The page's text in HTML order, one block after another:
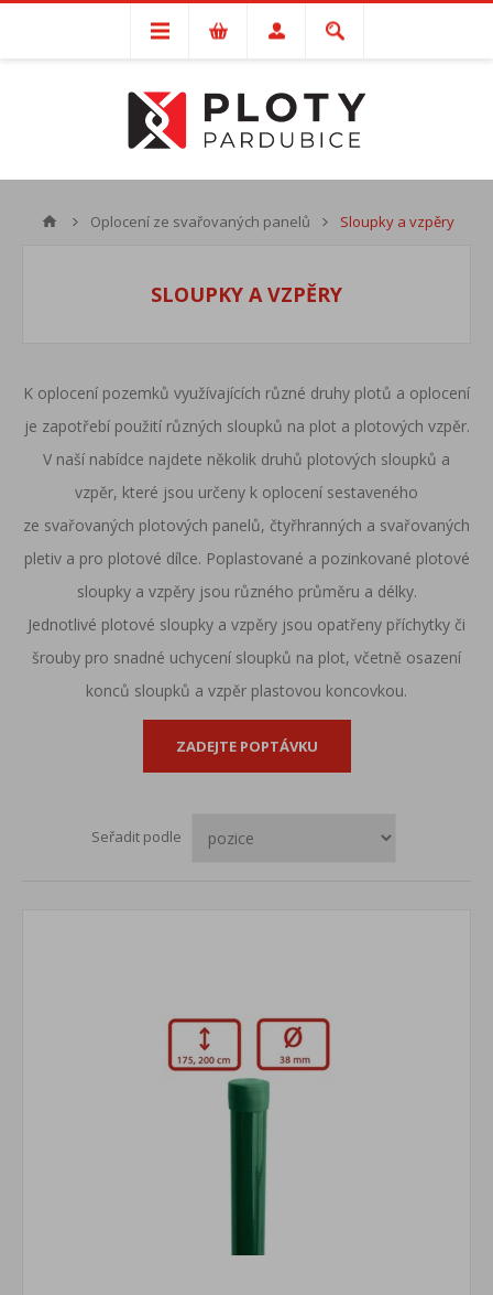
Oplocení ze svařovaných panelů Sloupky a vzpěry
SLOUPKY A VZPĚRY
K oplocení pozemků využívajících různé druhy plotů a oplocení
je zapotřebí použití různých sloupků na plot a plotových vzpěr.
V naší nabídce najdete několik druhů plotových sloupků a
vzpěr, které jsou určeny k oplocení sestaveného
ze svařovaných plotových panelů, čtyřhranných a svařovaných
pletiva pro plotové dílce. Poplastované a pozinkované plotové
sloupky a vzpěry jsou různého průměru a délky.
Jednotlivé plotové sloupky a vzpěry jsou opatřeny příchytky či
šrouby pro snadné uchycení sloupků na plot, včetně osazení
konců sloupků a vzpěr plastovou koncovkou.
ZADEJTE POPTÁVKU
Seřadit podle